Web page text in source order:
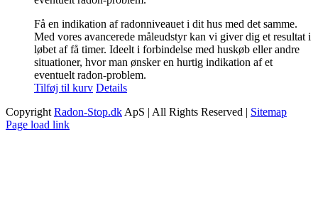
Få en indikation af radonniveauet i dit hus med det samme.
Med vores avancerede måleudstyr kan vi giver dig et resultat i
løbet af få timer. Ideelt i forbindelse med huskøb eller andre
situationer, hvor man ønsker en hurtig indikation af et
eventuelt radon-problem.
Tilføj til kurv Details
CopyrightRadon-Stop.dkApS | All Rights Reserved | Sitemap
Facebook
LinkedIn
Instagram
YouTube
Page load link